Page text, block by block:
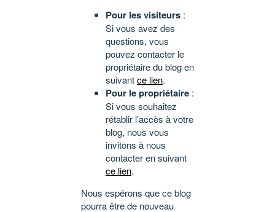
Pour les visiteurs :
Si vous avez des
questions, vous
pouvez contacter le
propriétaire du blog en
suivantce lien.
Pour le propriétaire :
Si vous souhaitez
rétablir l’accès à votre
blog, nous vous
invitons à nous
contacter en suivant
ce lien.
Nous espérons que ce blog
pourra être de nouveau